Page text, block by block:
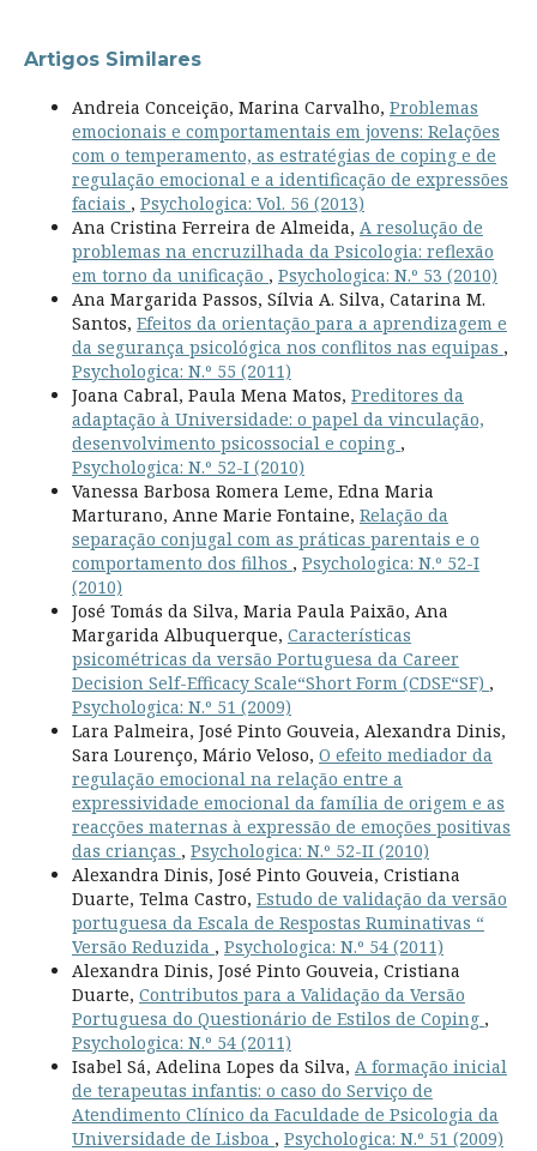
Artigos Similares
Andreia Conceição, Marina Carvalho, Problemas
emocionais e comportamentais em jovens: Relações
com o temperamento, as estratégias de coping e de
regulação emocional e a identificação de expressões
faciais , Psychologica: Vol. 56 (2013)
Ana Cristina Ferreira de Almeida, A resolução de
problemas na encruzilhada da Psicologia: reflexão
em torno da unificação , Psychologica: N.º 53 (2010)
Ana Margarida Passos, Sílvia A. Silva, Catarina M.
Santos, Efeitos da orientação para a aprendizagem e
da segurança psicológica nos conflitos nas equipas ,
Psychologica: N.º 55 (2011)
Joana Cabral, Paula Mena Matos, Preditores da
adaptação à Universidade: o papel da vinculação,
desenvolvimento psicossocial e coping ,
Psychologica: N.º 52-I (2010)
Vanessa Barbosa Romera Leme, Edna Maria
Marturano, Anne Marie Fontaine, Relação da
separação conjugal com as práticas parentais e o
comportamento dos filhos , Psychologica: N.º 52-I
(2010)
José Tomás da Silva, Maria Paula Paixão, Ana
Margarida Albuquerque, Características
psicométricas da versão Portuguesa da Career
Decision Self-Efficacy Scale“Short Form (CDSE“SF) ,
Psychologica: N.º 51 (2009)
Lara Palmeira, José Pinto Gouveia, Alexandra Dinis,
Sara Lourenço, Mário Veloso, O efeito mediador da
regulação emocional na relação entre a
expressividade emocional da família de origem e as
reacções maternas à expressão de emoções positivas
das crianças , Psychologica: N.º 52-II (2010)
Alexandra Dinis, José Pinto Gouveia, Cristiana
Duarte, Telma Castro, Estudo de validação da versão
portuguesa da Escala de Respostas Ruminativas “
Versão Reduzida , Psychologica: N.º 54 (2011)
Alexandra Dinis, José Pinto Gouveia, Cristiana
Duarte, Contributos para a Validação da Versão
Portuguesa do Questionário de Estilos de Coping ,
Psychologica: N.º 54 (2011)
Isabel Sá, Adelina Lopes da Silva, A formação inicial
de terapeutas infantis: o caso do Serviço de
Atendimento Clínico da Faculdade de Psicologia da
Universidade de Lisboa , Psychologica: N.º 51 (2009)